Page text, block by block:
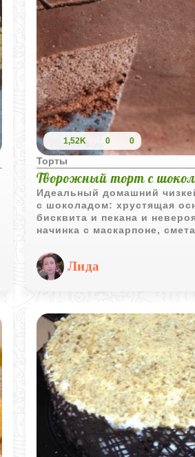
1,52K 0 0
Торты
Творожный торт с
Идеальный домашний
с шоколадом: хрустящая
бисквита и пекана и
начинка с маскарпоне,
приготовлении, но по вкусу
из элитных кондитерских.
Лида